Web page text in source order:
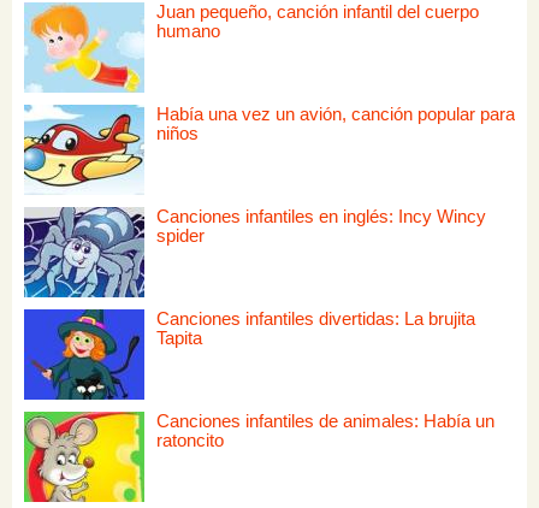
Juan pequeño, canción infantil del cuerpo
humano
Había una vez un avión, canción popular para
niños
Canciones infantiles en inglés: Incy Wincy
spider
Canciones infantiles divertidas: La brujita
Tapita
Canciones infantiles de animales: Había un
ratoncito